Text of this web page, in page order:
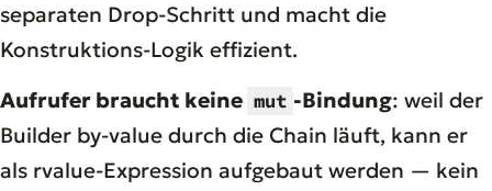
separaten Drop-Schritt und macht die
Konstruktions-Logik effizient.
Aufrufer braucht keine mut -Bindung: weil der
Builder by-value durch die Chain läuft, kann er
als rvalue-Expression aufgebaut werden — kein